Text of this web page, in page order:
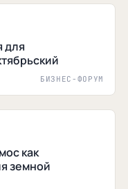
для
БИЗНЕС-ФОРУМ
как
земной